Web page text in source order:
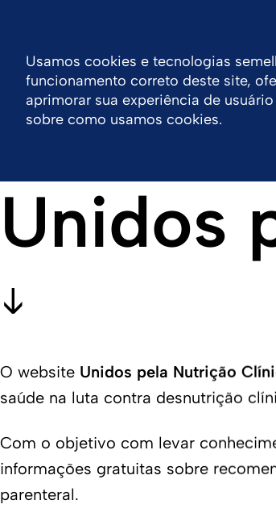
A Empresa Produtos Portfólio
Unidos
O website Unidos pela Nutrição
saúde na luta contra desnutrição
Com o objetivo com levar
informações gratuitas sobre
parenteral.
Usamos cookies e tecnologias
funcionamento correto deste site,
aprimorar sua experiência de
sobre como usamos cookies.